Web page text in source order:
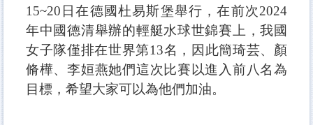
15~20日在德國杜易斯堡舉行，在前次2024
年中國德清舉辦的輕艇水球世錦賽上，我國
女子隊僅排在世界第13名，因此簡琦芸、顏
脩樺、李姮燕她們這次比賽以進入前八名為
目標，希望大家可以為他們加油。